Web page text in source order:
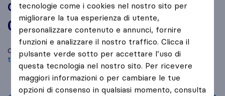
Giuseppe Sciortino Traslochi
0,0 basato su 1
recensioni di Sirelo e Google
i
Confronta Giuseppe Sciortino Traslochi con altre aziende di
traslochidiPalermo
tecnologie come i cookies nel nostro sito per
migliorare la tua esperienza di utente,
personalizzare contenuto e annunci, fornire
funzioni e analizzare il nostro traffico. Clicca il
pulsante verde sotto per accettare l’uso di
questa tecnologia nel nostro sito. Per ricevere
maggiori informazioni o per cambiare le tue
opzioni di consenso in qualsiasi momento, consulta